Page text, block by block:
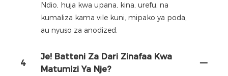
Ndio, huja kwa upana, kina, urefu, na
kumaliza kama vile kuni, mipako ya poda,
au nyuso za anodized.
4
Je! Batteni Za Dari Zinafaa Kwa
Matumizi Ya Nje?